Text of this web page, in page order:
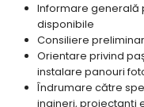
Informare generală
disponibile
Consiliere
Orientare privind
instalare panouri
Îndrumare către
ingineri, proiectanți